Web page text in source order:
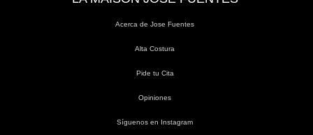
Acerca de Jose Fuentes
Alta Costura
Pide tu Cita
Opiniones
Síguenos en Instagram